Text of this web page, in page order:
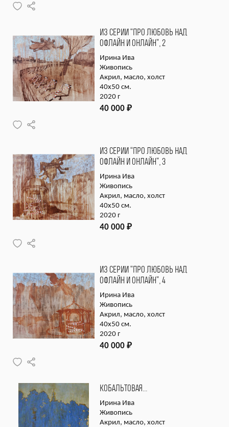
ИЗ СЕРИИ “ПРО ЛЮБОВЬ НАД
ОФЛАЙН И ОНЛАЙН”, 2
Ирина Ива
Живопись
Акрил, масло, холст
40х50 см.
2020 г
40 000 ₽
ИЗ СЕРИИ “ПРО ЛЮБОВЬ НАД
ОФЛАЙН И ОНЛАЙН”, 3
Ирина Ива
Живопись
Акрил, масло, холст
40х50 см.
2020 г
40 000 ₽
ИЗ СЕРИИ “ПРО ЛЮБОВЬ НАД
ОФЛАЙН И ОНЛАЙН”, 4
Ирина Ива
Живопись
Акрил, масло, холст
40х50 см.
2020 г
40 000 ₽
КОБАЛЬТОВАЯ…
Ирина Ива
Живопись
Акрил, масло, холст